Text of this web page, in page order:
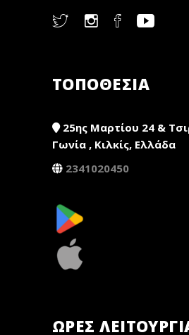
ΤΟΠΟΘΕΣΙΑ
25ης Μαρτίου 24 &
Γωνία , Κιλκίς, Ελλάδα
2341020450
ΏΡΕΣ